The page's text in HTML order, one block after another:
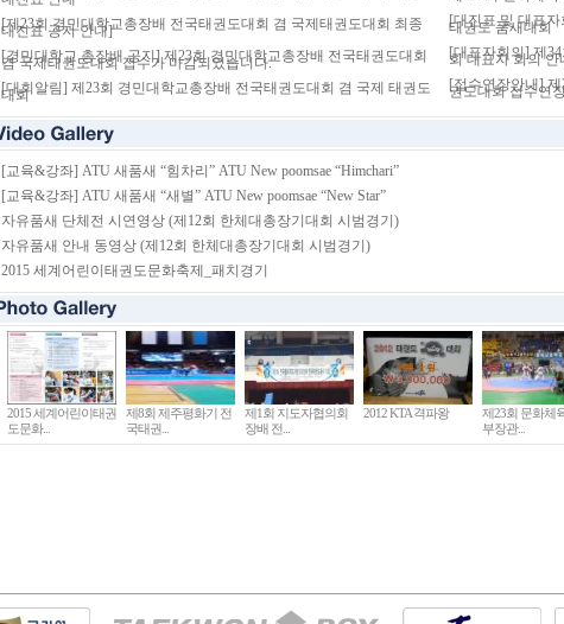
[제23회 경민대학교총장배 전국태권도대회 겸 국제태권도대회 최종
대진표 공지 안내]
[경민대학교 총장배 공지] 제23회 경민대학교총장배 전국태권도대회
겸 국제태권도대회 접수가 마감되었습니다.
[대회알림] 제23회 경민대학교총장배 전국태권도대회 겸 국제 태권도
대회
[대진표 및 대표
태권도 품새대회
[대표자회의] 제
회 대표자 회의 안
[접수연장안내]
권도대회 접수연
[교육&강좌] ATU 새품새 “힘차리” ATU New poomsae “Himchari”
[교육&강좌] ATU 새품새 “새별” ATU New poomsae “New Star”
자유품새 단체전 시연영상 (제12회 한체대총장기대회 시범경기)
자유품새 안내 동영상 (제12회 한체대총장기대회 시범경기)
2015 세계어린이태권도문화축제_패치경기
2015 세계어린이태권
도문화...
제8회 제주평화기 전
국태권...
제1회 지도자협의회
장배 전...
2012 KTA 격파왕 제23회 문화체
부장관...